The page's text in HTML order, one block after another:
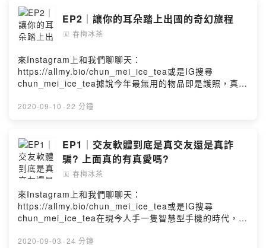
switch/生牛肉丼飯00:13;37 印象深刻00:13:57 被拆開座
位/小狗眼神找陌生人換位00:15:03 咖哩魚蛋染衣
00:16:15 帶了登機箱卻根本沒有買東西00:16:35 一日香
港/退機場稅00:17:55 會不會推薦一日遊Powered by
Firstory Hosting
握在自己手上，不應該畫地自限，我就是我自己的主人，
穿什麼顏色的內褲打牌都會贏（握拳）也有部分人是看心
情迷信的，畢竟江湖在走，喇妹靠星座；要打破沈默，舉
個三天三夜起跳。到底占星算命為什麼這麼迷人又這麼惱
人呢？00:00:30 小聊花木蘭00:02:21 政府發言人與桃色
風暴00:03:21 政壇雙子座韓國瑜00:03:39 信算命和星座
去，未來多變/算命師之天機不可洩漏00:08:41 愛算命的
00:15:56 選擇性相信星座00:16:12 以星座為參考, 做擇偶
基準00:16:57 星座運勢/幸運色會影響決策00:18:16 星座
作為社交依據00:26:01 幕後花絮Powered by Firstory
Hosting
EP2｜讓你的耳朵踏上出國的奇幻旅程
🄴 春梅冰茶
來Instagram上和我們聊聊天：
https://allmy.bio/chun_mei_ice_tea或是IG搜尋
chun_mei_ice_tea據說今年最無用的物品即是護照，真的
在不能出國旅遊的這段期間，我們可以一起回想第一次出
學）00:05:26 大眾池泡湯巧遇主任,同行男互揪共浴
00:07:43 喜歡跟團或是自由行00:09:36 校花同遊學, 同行
台男假裝日男要求拍照00:10:34 難忘出國經驗（貝卡遊秘
魯+再次謝媽媽斗內）00:12:03 貝卡秘魯被扒00:13:36 冰
冰內心被搶劫 ,差點因車票被罰35歐00:16:20 巴黎人愛逃
票00:16:55 荷蘭/冰島旅遊自己煮,很難吃的折磨自己
00:18:38 美國買太多走不回去,隨路招好心人載回家
00:19:55 未來如果可以出國,第一個想去的國家00:21:36
最喜歡的國家Powered by Firstory Hosting
2020-09-10 · 22 分鐘
EP1｜交友軟體到底是真交友還是真詐
騙? 上面真的有真愛嗎?
🄴 春梅冰茶
來Instagram上和我們聊聊天：
https://allmy.bio/chun_mei_ice_tea或是IG搜尋
chun_mei_ice_tea在現今人手一隻智慧型手機的時代，交
各位有沒有類似的經驗，好不容易在上面配對成功，聊著
2020-09-03 · 24 分鐘